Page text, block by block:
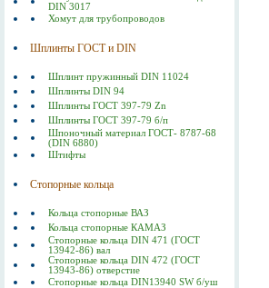
DIN 3017
Хомут для трубопроводов
Шплинты ГОСТ и DIN
Шплинт пружинный DIN 11024
Шплинты DIN 94
Шплинты ГОСТ 397-79 Zn
Шплинты ГОСТ 397-79 б/п
Шпоночный материал ГОСТ- 8787-68
(DIN 6880)
Штифты
Стопорные кольца
Кольца стопорные ВАЗ
Кольца стопорные КАМАЗ
Стопорные кольца DIN 471 (ГОСТ
13942-86) вал
Стопорные кольца DIN 472 (ГОСТ
13943-86) отверстие
Стопорные кольца DIN13940 SW б/уш